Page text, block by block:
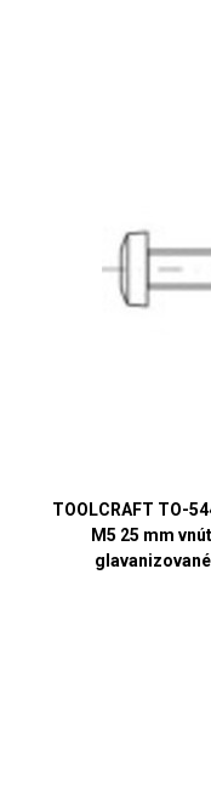
TOOLCRAFT TO-
M5 25 mm